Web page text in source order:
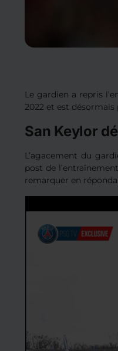
Le gardien a repris
2022 et est
San Keylor
L’agacement du
post de
remarquer en